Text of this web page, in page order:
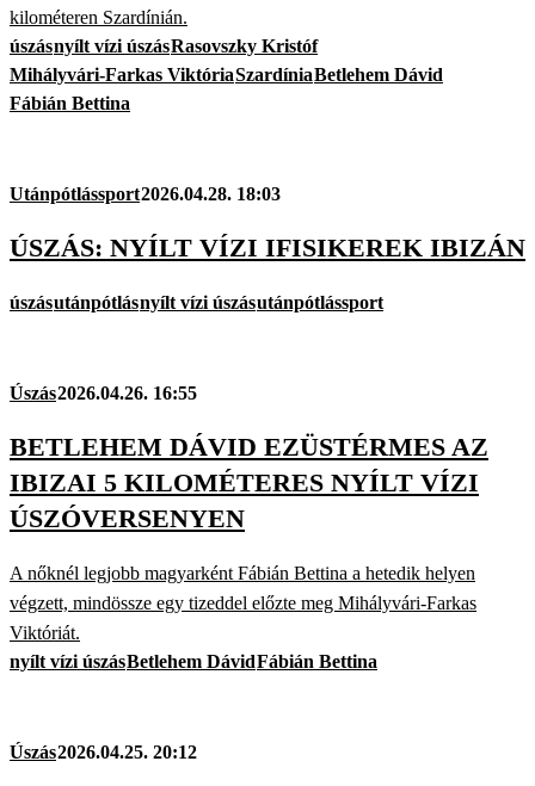
kilométeren Szardínián.
úszásnyílt vízi úszásRasovszky Kristóf
Mihályvári-Farkas ViktóriaSzardíniaBetlehem Dávid
Fábián Bettina
Utánpótlássport2026.04.28. 18:03
ÚSZÁS: NYÍLT VÍZI IFISIKEREK IBIZÁN
úszásutánpótlásnyílt vízi úszásutánpótlássport
Úszás2026.04.26. 16:55
BETLEHEM DÁVID EZÜSTÉRMES AZ
IBIZAI 5 KILOMÉTERES NYÍLT VÍZI
ÚSZÓVERSENYEN
A nőknél legjobb magyarként Fábián Bettina a hetedik helyen
végzett, mindössze egy tizeddel előzte meg Mihályvári-Farkas
Viktóriát.
nyílt vízi úszásBetlehem DávidFábián Bettina
Úszás2026.04.25. 20:12